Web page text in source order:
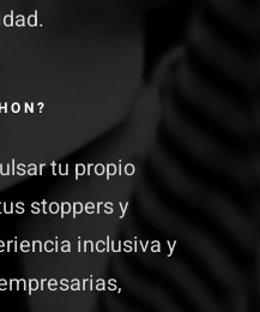
tu propio
stoppers y
inclusiva y